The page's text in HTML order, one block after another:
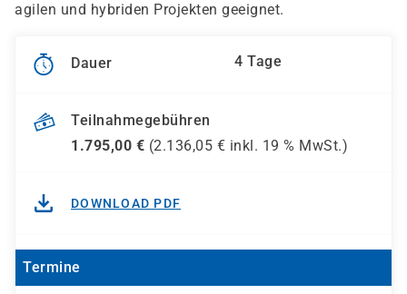
agilen und hybriden Projekten geeignet.
Dauer 4 Tage
Teilnahmegebühren
1.795,00 € (2.136,05 € inkl. 19 % MwSt.)
DOWNLOAD PDF
Termine